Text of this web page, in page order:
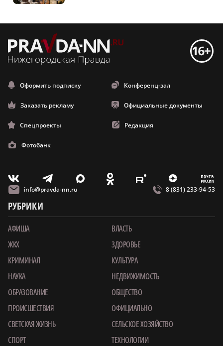
Оформить подписку Конференц-зал
Заказать рекламу Официальные документы
Спецпроекты Редакция
Фотобанк
V T X O E Z m
info@pravda-nn.ru 8 (831) 233-94-53
РУБРИКИ
АФИША
ВЛАСТЬ
ЖКХ
ЗДОРОВЬЕ
КРИМИНАЛ
КУЛЬТУРА
НАУКА
НЕДВИЖИМОСТЬ
ОБРАЗОВАНИЕ
ОБЩЕСТВО
ПРОИСШЕСТВИЯ
ОФИЦИАЛЬНО
СВЕТСКАЯ ЖИЗНЬ
СЕЛЬСКОЕ ХОЗЯЙСТВО
СПОРТ
ТЕХНОЛОГИИ